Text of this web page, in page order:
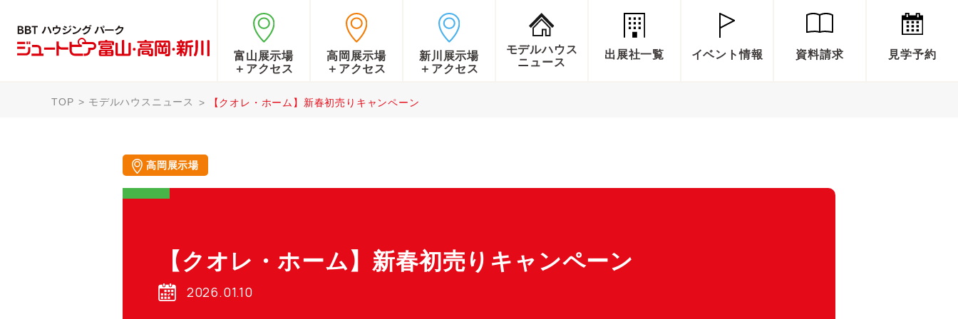
富山展示場
＋アクセス
高岡展示場
＋アクセス
新川展示場
＋アクセス
モデルハウス
ニュース
出展社一覧 イベント情報 資料請求 見学予約
TOP モデルハウスニュース 【クオレ・ホーム】新春初売りキャンペーン
高岡展示場
【クオレ・ホーム】新春初売りキャンペーン
2026.01.10